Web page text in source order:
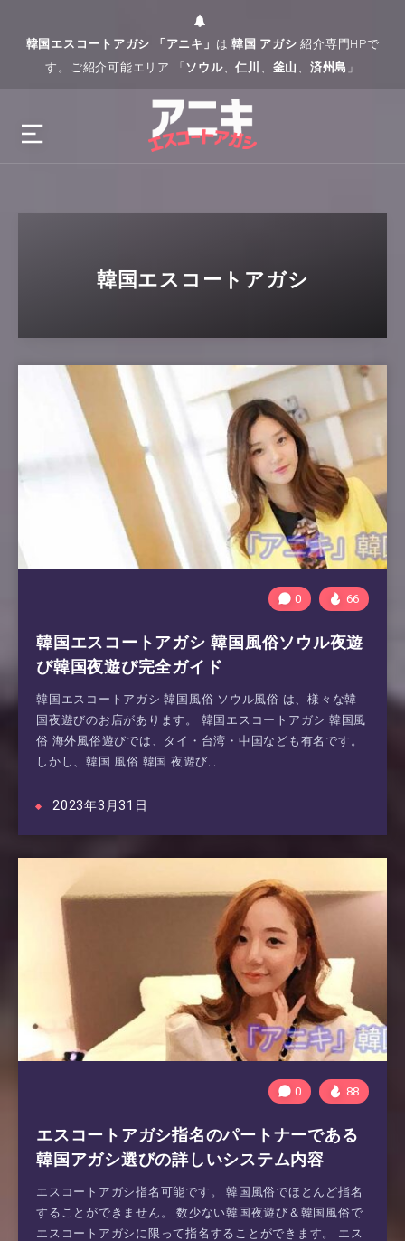
韓国エスコートアガシ 「アニキ」 は 韓国 アガシ 紹介専門HPで
す。ご紹介可能エリア 「 ソウル、仁川 、 釜山 、 済州島 」
韓国エスコートアガシ
0 66
韓国エスコートアガシ 韓国風俗ソウル夜遊
び韓国夜遊び完全ガイド
韓国エスコートアガシ 韓国風俗 ソウル風俗 は、様々な韓
国夜遊びのお店があります。 韓国エスコートアガシ 韓国風
俗 海外風俗遊びでは、タイ・台湾・中国なども有名です。
しかし、韓国 風俗 韓国 夜遊び…
2023年3月31日
0 88
エスコートアガシ指名のパートナーである
韓国アガシ選びの詳しいシステム内容
エスコートアガシ指名可能です。 韓国風俗でほとんど指名
することができません。 数少ない韓国夜遊び＆韓国風俗で
エスコートアガシに限って指名することができます。 エス